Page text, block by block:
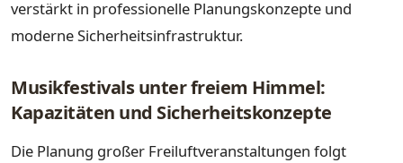
verstärkt in professionelle Planungskonzepte und
moderne Sicherheitsinfrastruktur.
Musikfestivals unter freiem Himmel:
Kapazitäten und Sicherheitskonzepte
Die Planung großer Freiluftveranstaltungen folgt